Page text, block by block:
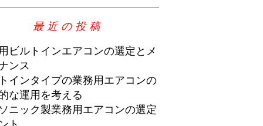
最近の投稿
ビルトインエアコンの選定とメ
ンス
インタイプの業務用エアコンの
な運用を考える
ニック製業務用エアコンの選定